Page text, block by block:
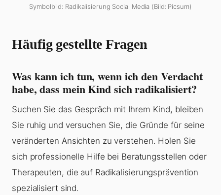
Symbolbild: Radikalisierung Social Media (Bild: Picsum)
Häufig gestellte Fragen
Was kann ich tun, wenn ich den Verdacht
habe, dass mein Kind sich radikalisiert?
Suchen Sie das Gespräch mit Ihrem Kind, bleiben
Sie ruhig und versuchen Sie, die Gründe für seine
veränderten Ansichten zu verstehen. Holen Sie
sich professionelle Hilfe bei Beratungsstellen oder
Therapeuten, die auf Radikalisierungsprävention
spezialisiert sind.